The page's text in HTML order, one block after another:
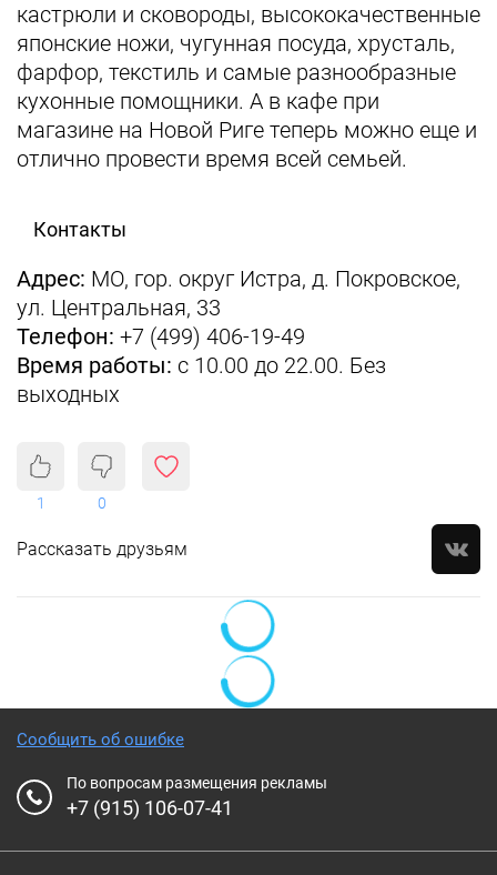
кастрюли и сковороды, высококачественные
японские ножи, чугунная посуда, хрусталь,
фарфор, текстиль и самые разнообразные
кухонные помощники. А в кафе при
магазине на Новой Риге теперь можно еще и
отлично провести время всей семьей.
Контакты
Адрес: МО, гор. округ Истра, д. Покровское,
ул. Центральная, 33
Телефон: +7 (499) 406-19-49
Время работы: с 10.00 до 22.00. Без
выходных
1 0
Рассказать друзьям
Сообщить об ошибке
По вопросам размещения рекламы
+7 (915) 106-07-41